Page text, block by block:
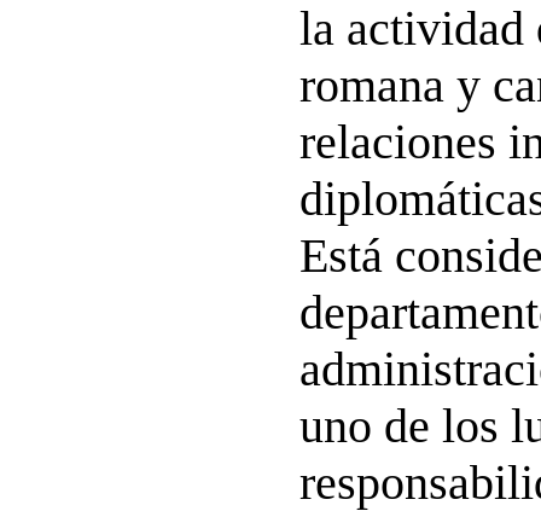
la actividad
romana y
relaciones
Está
uno de los